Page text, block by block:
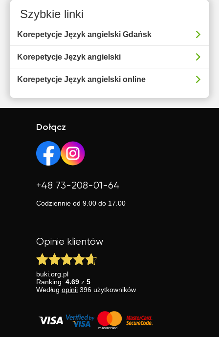
Szybkie linki
Korepetycje Język angielski Gdańsk
Korepetycje Język angielski
Korepetycje Język angielski online
Dołącz
+48 73-208-01-64
Codziennie od 9.00 do 17.00
Opinie klientów
buki.org.pl
Ranking: 4.69 z 5
Według opinii 396 użytkowników